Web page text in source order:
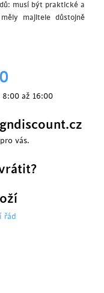
musí být praktické a
majitele důstojně
až 16:00
vás.
řád